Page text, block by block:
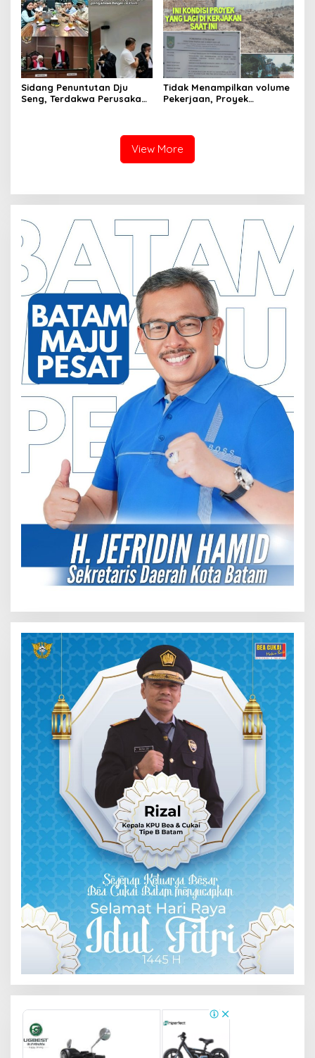
Kepri, Ansar Ahmad
Komersilkan Lahan Sekolah
Untuk Pendirian Tower
Kota Batam
Sidang Penuntutan Dju
Seng, Terdakwa Perusakan
Tidak Menampilkan volume
Pekerjaan, Proyek
View More